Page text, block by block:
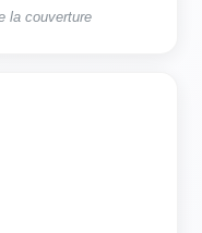
la couverture